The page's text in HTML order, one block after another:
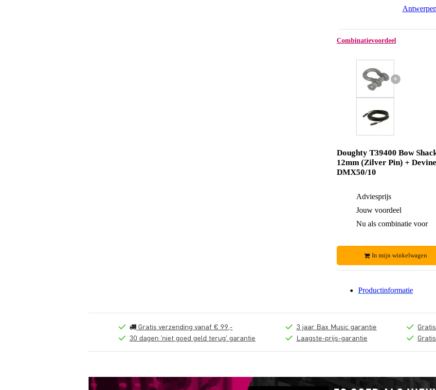
Antwerpen
Combinatievoordeel
+
Doughty T39400 Bow
12mm (Zilver Pin) + Devine
DMX50/10
Adviesprijs
Jouw voordeel
Nu als combinatie voor
In mijn winkelwagen
Productinformatie
Gratis verzending vanaf € 99,-
30 dagen 'niet goed geld terug' garantie
3 jaar Bax Music garantie
Laagste-prijs-garantie